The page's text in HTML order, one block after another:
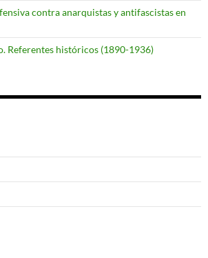
contra anarquistas y antifascistas en
Referentes históricos (1890-1936)